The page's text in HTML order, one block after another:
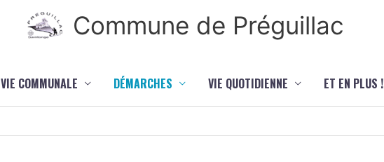
Commune de Préguillac
VIE COMMUNALE DÉMARCHES VIE QUOTIDIENNE ET EN PLUS !